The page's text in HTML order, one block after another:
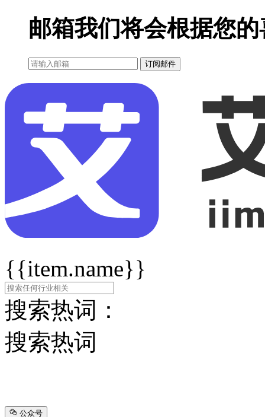
邮箱我们将会根据您
订阅邮件
{{item.name}}
搜索热词：
搜索热词
公众号